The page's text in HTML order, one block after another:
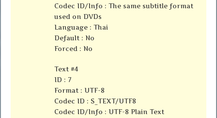
Codec ID/Info : The same subtitle format
used on DVDs
Language : Thai
Default : No
Forced : No
Text #4
ID : 7
Format : UTF-8
Codec ID : S_TEXT/UTF8
Codec ID/Info : UTF-8 Plain Text